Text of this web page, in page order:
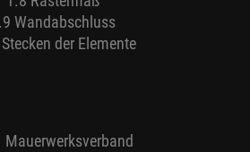
Wandabschluss
der Elemente
Mauerwerksverband